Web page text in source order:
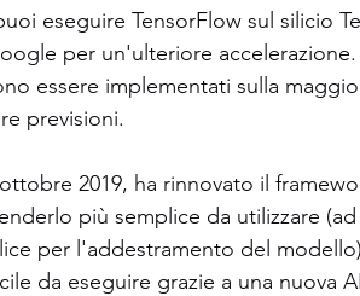
eseguire TensorFlow sul silicio
per un'ulteriore
essere implementati sulla
previsioni.
2019, ha rinnovato il
più semplice da utilizzare
per l'addestramento del
da eseguire grazie a una nuova